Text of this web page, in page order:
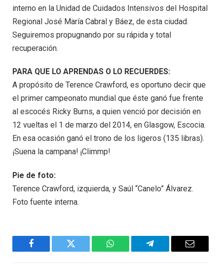
interno en la Unidad de Cuidados Intensivos del Hospital
Regional José María Cabral y Báez, de esta ciudad.
Seguiremos propugnando por su rápida y total
recuperación.
PARA QUE LO APRENDAS O LO RECUERDES:
A propósito de Terence Crawford, es oportuno decir que
el primer campeonato mundial que éste ganó fue frente
al escocés Ricky Burns, a quien venció por decisión en
12 vueltas el 1 de marzo del 2014, en Glasgow, Escocia.
En esa ocasión ganó el trono de los ligeros (135 libras).
¡Suena la campana! ¡Climmp!
Pie de foto:
Terence Crawford, izquierda, y Saúl “Canelo” Álvarez.
Foto fuente interna.
Facebook Twitter WhatsAppTelegram Email